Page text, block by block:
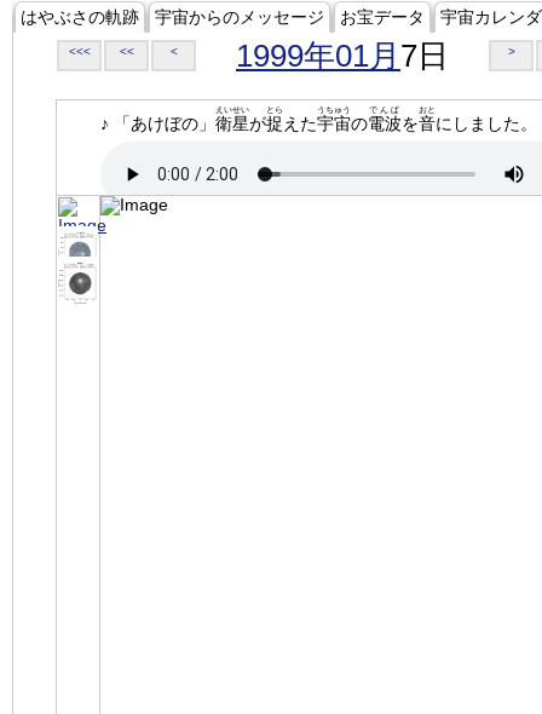
はやぶさの軌跡 宇宙からのメッセージ お宝データ 宇宙カレン
<<< << < 1999年01月 7日 >
♪ 「あけぼの」 衛星
えいせい
が捉
とら
えた宇宙
うちゅう
の電波
でんぱ
を音
おと
にしました。